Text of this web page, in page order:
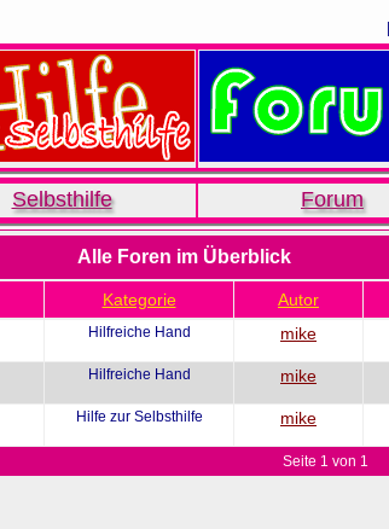
Selbsthilfe Forum
Alle Foren im Überblick
Kategorie Autor
Hilfreiche Hand mike
Hilfreiche Hand mike
Hilfe zur Selbsthilfe mike
Seite 1 von 1